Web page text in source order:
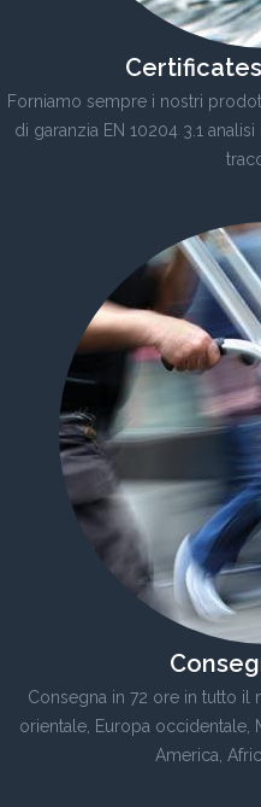
Certificates
Forniamo sempre i nostri
di garanzia EN 10204 3.1
Consegna in 72 ore in tutto il
orientale, Europa occidentale,
America,